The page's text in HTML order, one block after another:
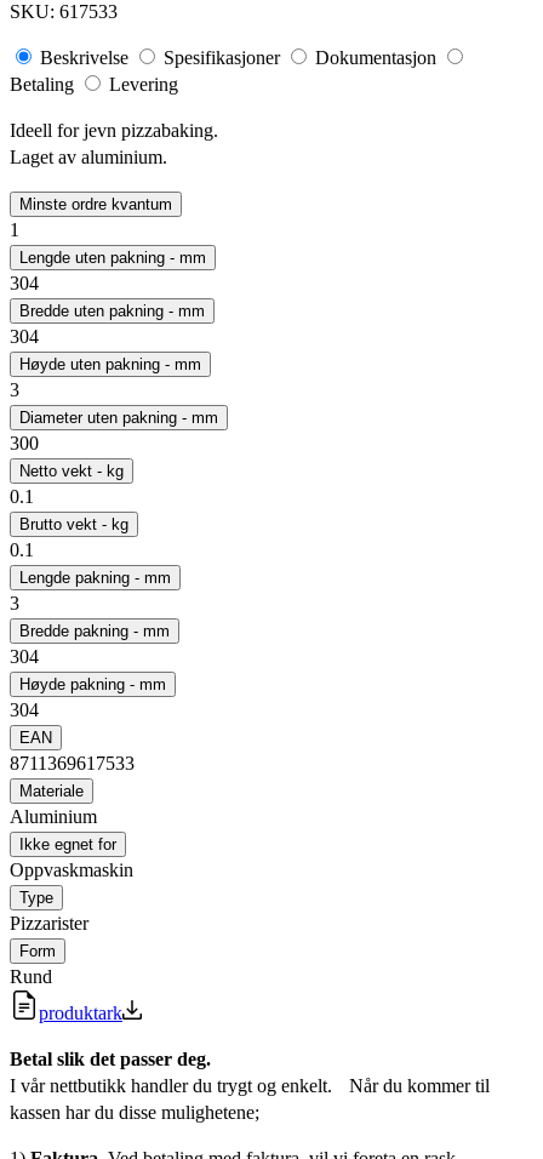
SKU: 617533
Beskrivelse Spesifikasjoner
Dokumentasjon
Betaling
Levering
Ideell for jevn pizzabaking.
Laget av aluminium.
Minste ordre kvantum
1
Lengde uten pakning - mm
304
Bredde uten pakning - mm
304
Høyde uten pakning - mm
3
Diameter uten pakning - mm
300
Netto vekt - kg
0.1
Brutto vekt - kg
0.1
Lengde pakning - mm
3
Bredde pakning - mm
304
Høyde pakning - mm
304
EAN
8711369617533
Materiale
Aluminium
Ikke egnet for
Oppvaskmaskin
Type
Pizzarister
Form
Rund
produktark
Betal slik det passer deg.
I vår nettbutikk handler du trygt og enkelt. Når du kommer til
kassen har du disse mulighetene;